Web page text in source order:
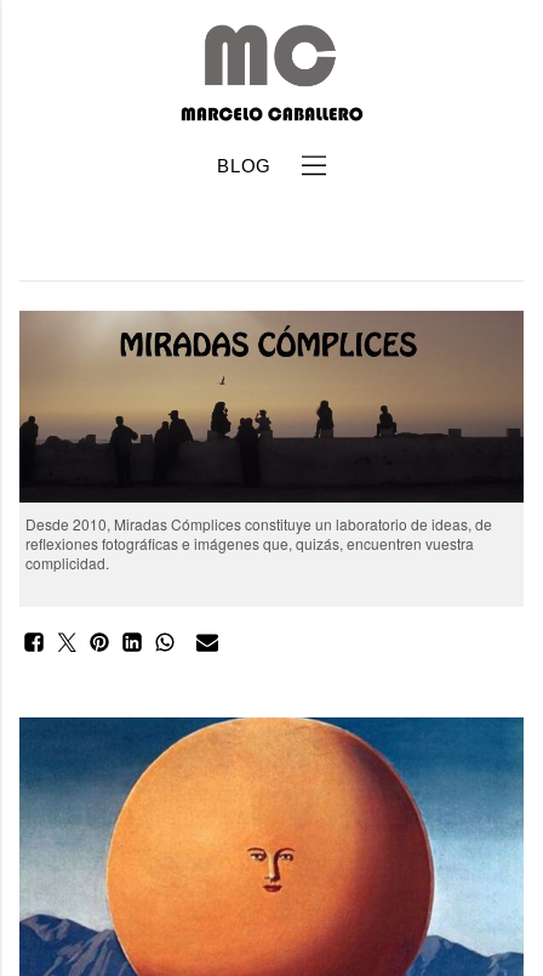
BLOG
Desde 2010, Miradas Cómplices constituye un laboratorio de ideas, de
reflexiones fotográficas e imágenes que, quizás, encuentren vuestra
complicidad.